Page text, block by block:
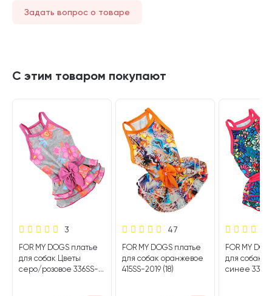
Задать вопрос о товаре
С этим товаром покупают
3
FOR MY DOGS платье
для собак Цветы
серо/розовое 336SS-
47
FOR MY DOGS платье
для собак оранжевое
415SS-2019 (18)
FOR MY
для собак
синее